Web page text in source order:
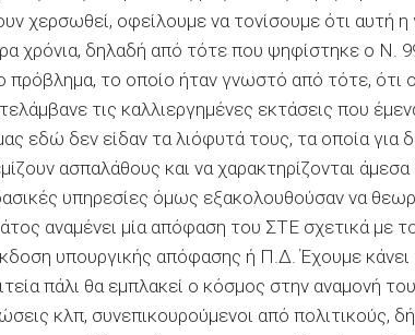
χερσωθεί, οφείλουμε να τονίσουμε ότι αυτή
χρόνια, δηλαδή από τότε που ψηφίστηκε ο Ν.
πρόβλημα, το οποίο ήταν γνωστό από τότε,
τις καλλιεργημένες εκτάσεις που
εδώ δεν είδαν τα λιόφυτά τους, τα οποία για
ασπαλάθους και να χαρακτηρίζονται
υπηρεσίες όμως εξακολουθούσαν να
αναμένει μία απόφαση του ΣΤΕ σχετικά με
υπουργικής απόφασης ή Π.Δ. Έχουμε κάνει
πάλι θα εμπλακεί ο κόσμος στην αναμονή
κλπ, συνεπικουρούμενοι από πολιτικούς,